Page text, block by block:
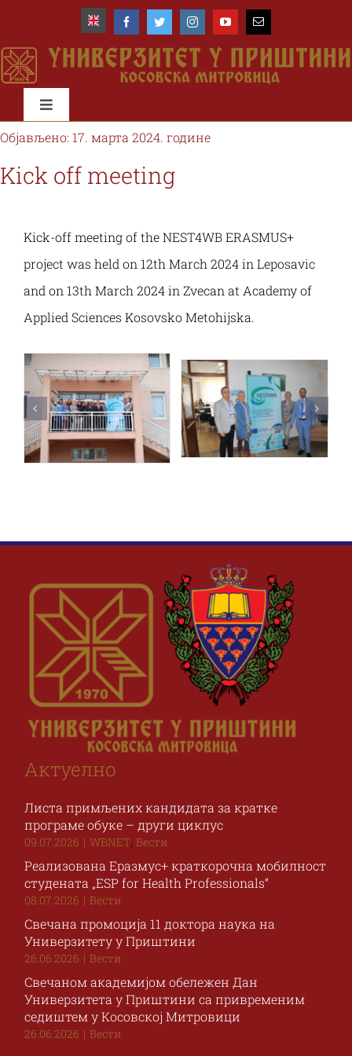
content
Toggle
Navigation
Почетна
Студије и студенти
Наука и пројекти
Међународна сарадња
Алумни
Објављено: 17. марта 2024. године
Kick off meeting
Kick-off meeting of the NEST4WB ERASMUS+
project was held on 12th March 2024 in Leposavic
and on 13th March 2024 in Zvecan at Academy of
Applied Sciences Kosovsko Metohijska.
Актуелно
Листа примљених кандидата за кратке
програме обуке – други циклус
09.07.2026 | WBNET,Вести
Реализована Еразмус+ краткорочна мобилност
студената „ESP for Health Professionals“
08.07.2026 | Вести
Свечана промоција 11 доктора наука на
Универзитету у Приштини
26.06.2026 | Вести
Свечаном академијом обележен Дан
Универзитета у Приштини са привременим
седиштем у Косовској Митровици
26.06.2026 | Вести